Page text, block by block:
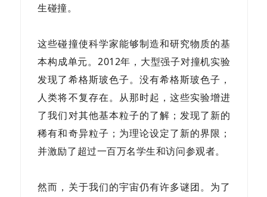
生碰撞。
这些碰撞使科学家能够制造和研究物质的基
本构成单元。2012年，大型强子对撞机实验
发现了希格斯玻色子。 没有希格斯玻色子，
人类将不复存在。 从那时起，这些实验增进
了我们对其他基本粒子的了解；发现了新的
稀有和奇异粒子；为理论设定了新的界限；
并激励了超过一百万名学生和访问参观者。
然而，关于我们的宇宙仍有许多谜团。为了